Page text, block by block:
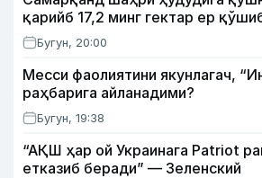
қарийб 17,2 минг гектар ер
Бугун, 20:00
Месси фаолиятини якунлагач,
раҳбарига айланадими?
Бугун, 19:38
“АҚШ ҳар ой Украинага Patriot
етказиб беради” — Зеленский